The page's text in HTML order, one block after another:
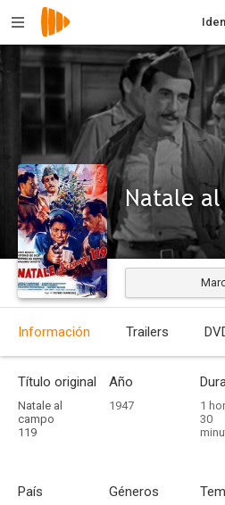
Natale
Información Trailers
Título original
Natale al
campo
119
Año
1947
1
30
País Géneros